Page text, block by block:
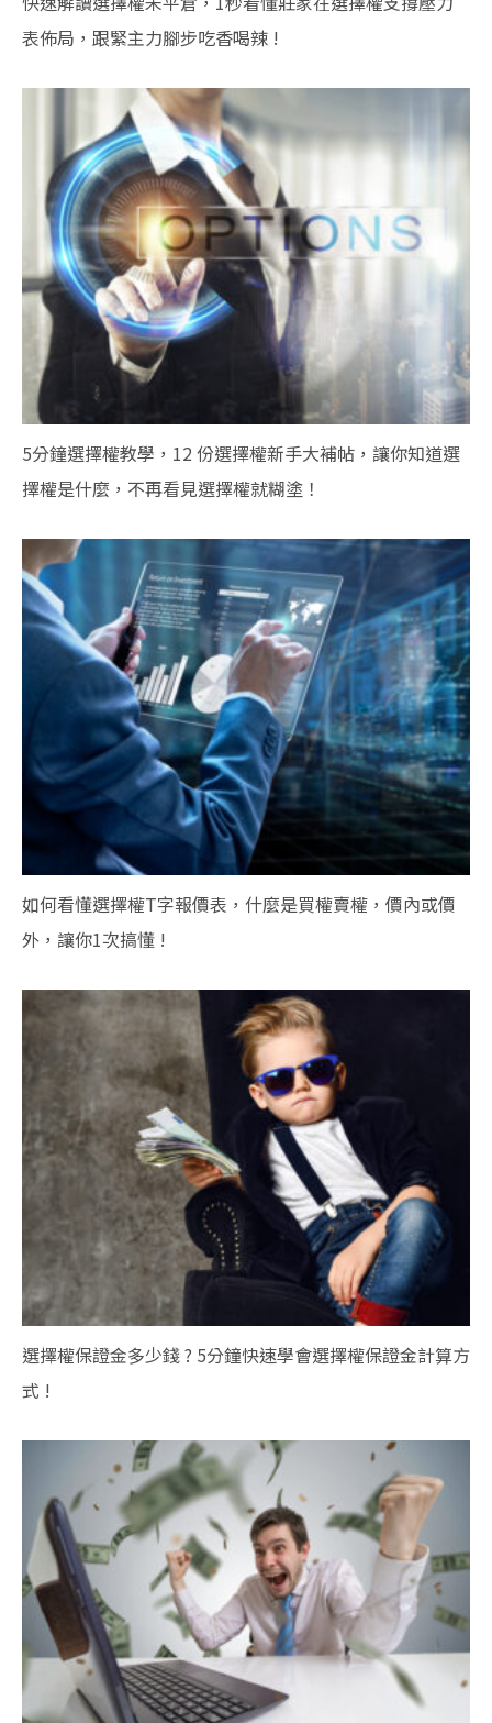
表佈局，跟緊主力腳步吃香喝辣 !
5分鐘選擇權教學，12 份選擇權新手大補帖，讓你知道選
擇權是什麼，不再看見選擇權就糊塗！
如何看懂選擇權T字報價表，什麼是買權賣權，價內或價
外，讓你1次搞懂 !
選擇權保證金多少錢 ? 5分鐘快速學會選擇權保證金計算方
式 !